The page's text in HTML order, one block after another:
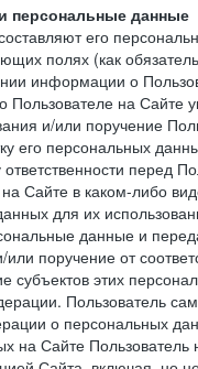
персональные данные
его
полях (как
информации о
на Сайте
и/или поручение
его персональных
перед
Сайте в каком-либо
для их
данные и
поручение от
субъектов этих
Пользователь
о персональных
Сайте Пользователь